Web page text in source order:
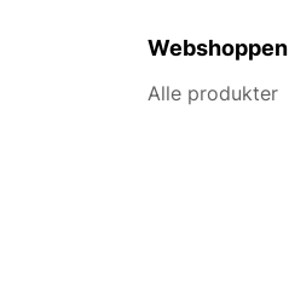
Webshoppen
Alle produkter